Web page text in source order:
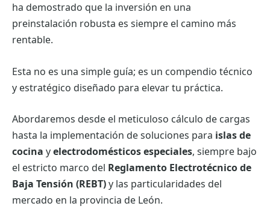
ha demostrado que la inversión en una
preinstalación robusta es siempre el camino más
rentable.
Esta no es una simple guía; es un compendio técnico
y estratégico diseñado para elevar tu práctica.
Abordaremos desde el meticuloso cálculo de cargas
hasta la implementación de soluciones para islas de
cocina yelectrodomésticos especiales, siempre bajo
el estricto marco del Reglamento Electrotécnico de
Baja Tensión (REBT)y las particularidades del
mercado en la provincia de León.